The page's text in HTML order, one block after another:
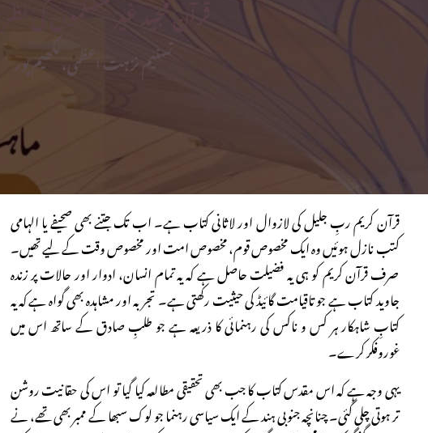
قرآن مجید غیر مسلموں کی نظر میں
تسنیم نزہت اعظمی،لکھیم پور
قرآن کریم ربِ جلیل کی لازوال اور لاثانی کتاب ہے۔ اب تک جتنے بھی صحیفے یا الہامی
کتب نازل ہوئیں وہ ایک مخصوص قوم، مخصوص امت اور مخصوص وقت کے لیے تھیں۔
صرف قرآن کریم کو ہی یہ فضیلت حاصل ہے کہ یہ تمام انسان، ادوار اور حالات پر زندہ
جاوید کتاب ہے جو تاقیامت گائیڈ کی حیثیت رکھتی ہے۔ تجربہ اور مشاہدہ بھی گواہ ہے کہ یہ
کتابِ شاہکار ہر کس و ناکس کی رہنمائی کا ذریعہ ہے جو طلبِ صادق کے ساتھ اس میں
غوروفکر کرے۔
یہی وجہ ہے کہ اس مقدس کتاب کا جب بھی تحقیقی مطالعہ کیا گیا تو اس کی حقانیت روشن
تر ہوتی چلی گئی۔ چنانچہ جنوبی ہند کے ایک سیاسی رہنما جو لوک سبھا کے ممبر بھی تھے، نے